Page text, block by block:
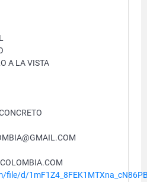
A LA VISTA
file/d/